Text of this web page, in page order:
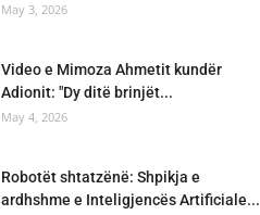
May 3, 2026
Video e Mimoza Ahmetit kundër
Adionit: "Dy ditë brinjët...
May 4, 2026
Robotët shtatzënë: Shpikja e
ardhshme e Inteligjencës Artificiale...